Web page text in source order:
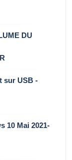
DU
sur USB -
10 Mai 2021-